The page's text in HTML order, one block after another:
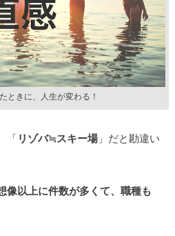
ときに、人生が変わる！
「 リゾバ≒スキー場」だと勘違い
像以上に件数が多くて、職種も